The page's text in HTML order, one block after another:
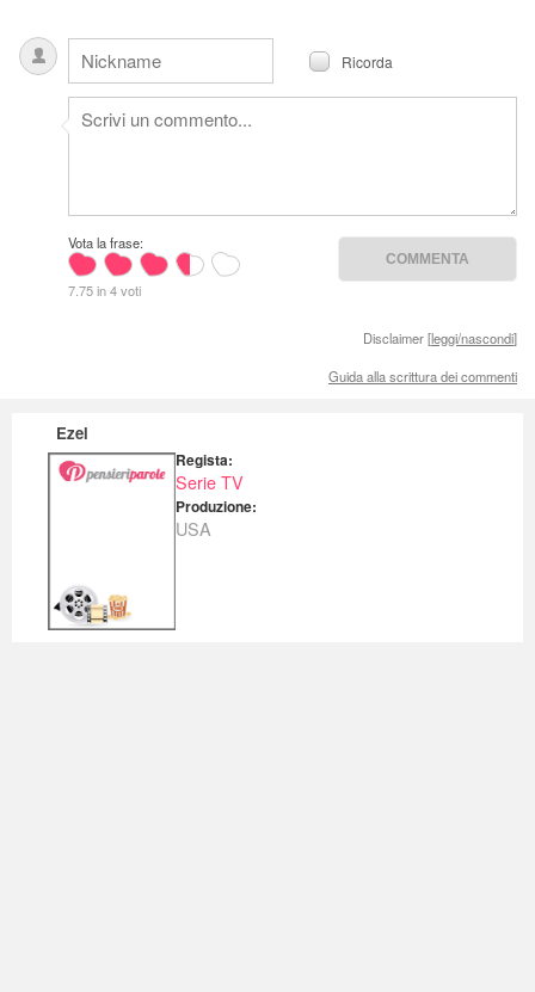
Ricorda
Vota la frase:
7.75 in 4 voti
Disclaimer [leggi/nascondi]
Guida alla scrittura dei commenti
Ezel
Regista:
Serie TV
Produzione:
USA